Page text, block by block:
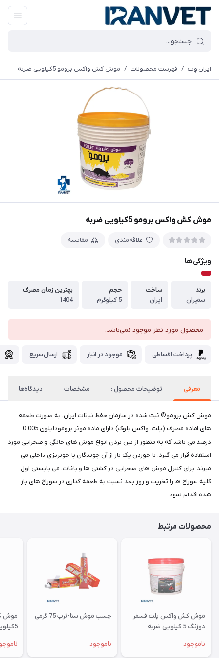
ایران وِت / فهرست محصولات / موش کش واکس برومو 5کیلویی ضربه
موش کش واکس برومو 5کیلویی ضربه
علاقه‌مندی مقایسه
ویژگی‌ها
برند
سمیران
ساخت
ایران
حجم
5 کیلوگرم
بهترین زمان مصرف
1404
محصول مورد نظر موجود نمی‌باشد.
پرداخت اقساطی موجود در انبار ارسال سریع
معرفی توضیحات محصول : مشخصات دیدگاه‌ها
موش کش برومو® ثبت شده در سازمان حفظ نباتات ایران، به صورت طعمه
های اماده مصرف (پلت، واکس بلوک) دارای ماده موثر برومودایلون 0.005
درصد می باشد که به منظور از بین بردن انواع موش های خانگی و صحرایی مورد
استفاده قرار می گیرد. با خوردن یک بار از آن جوندگان با خونریزی داخلی می
میرند. برای کنترل موش های صحرایی در کشتی ها و باغات، می بایستی اول
کلیه سوراخ ها را تخریب و روز بعد نسبت به طعمه گذاری در سوراخ های باز
شده اقدام نمود.
محصولات مرتبط
موش کش واکس پلت فسفر
دوزنگ 5 کیلویی ضربه
ناموجود
چسب موش سنا-ترپ 75 گرمی
ناموجود
موش
5کیلویی ضربه